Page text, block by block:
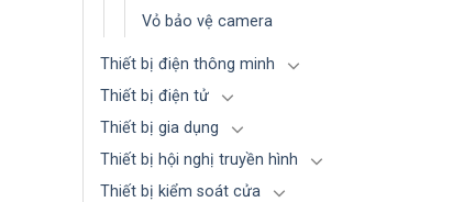
Vỏ bảo vệ camera
Thiết bị điện thông minh
Thiết bị điện tử
Thiết bị gia dụng
Thiết bị hội nghị truyền hình
Thiết bị kiểm soát cửa